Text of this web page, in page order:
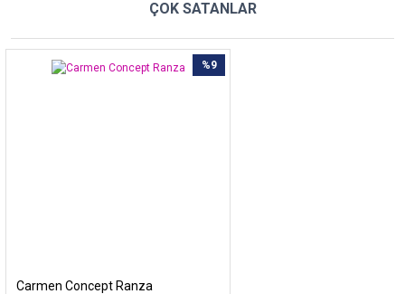
ÇOK SATANLAR
%9
Carmen Concept Ranza